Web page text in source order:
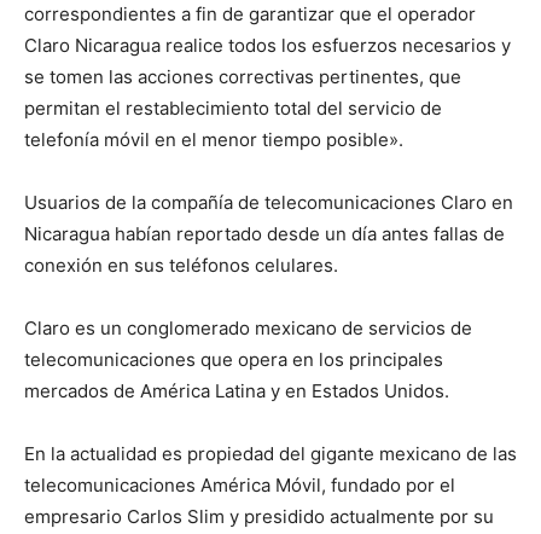
correspondientes a fin de garantizar que el operador
Claro Nicaragua realice todos los esfuerzos necesarios y
se tomen las acciones correctivas pertinentes, que
permitan el restablecimiento total del servicio de
telefonía móvil en el menor tiempo posible».
Usuarios de la compañía de telecomunicaciones Claro en
Nicaragua habían reportado desde un día antes fallas de
conexión en sus teléfonos celulares.
Claro es un conglomerado mexicano de servicios de
telecomunicaciones que opera en los principales
mercados de América Latina y en Estados Unidos.
En la actualidad es propiedad del gigante mexicano de las
telecomunicaciones América Móvil, fundado por el
empresario Carlos Slim y presidido actualmente por su